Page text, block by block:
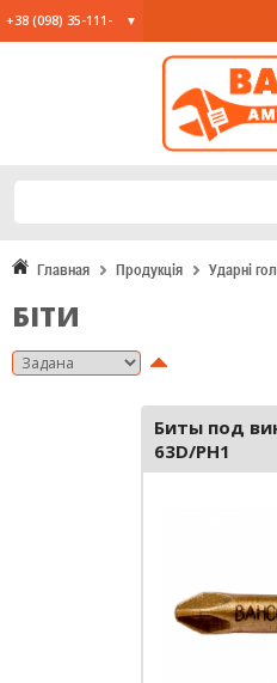
+38 (098) 35-111-
Главная Продукція Ударні
БІТИ
Биты под
63D/PH1